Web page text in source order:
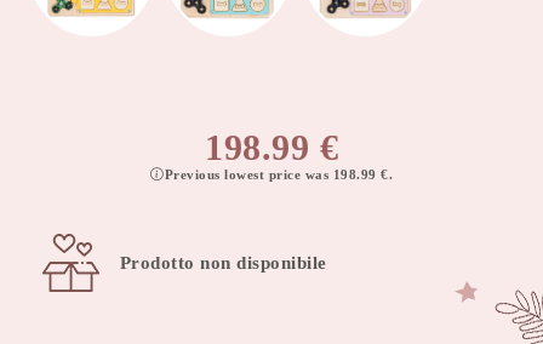
198.99 €
Previous lowest price was 198.99 €.
Prodotto non disponibile